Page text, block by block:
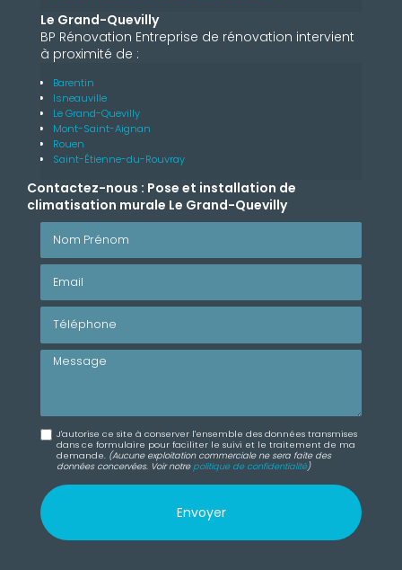
Le Grand-Quevilly
BP Rénovation Entreprise de rénovation intervient
à proximité de :
Barentin
Isneauville
Le Grand-Quevilly
Mont-Saint-Aignan
Rouen
Saint-Étienne-du-Rouvray
Contactez-nous : Pose et installation de
climatisation murale Le Grand-Quevilly
Nom Prénom
Message
J'autorise ce site à conserver l'ensemble des données transmises
dans ce formulaire pour faciliter le suivi et le traitement de ma
demande. (Aucune exploitation commerciale ne sera faite des
données concervées. Voir notre politique de confidentialité)